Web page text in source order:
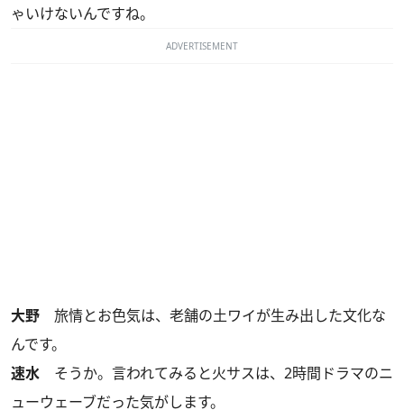
ゃいけないんですね。
ADVERTISEMENT
大野 旅情とお色気は、老舗の土ワイが生み出した文化な
んです。
速水 そうか。言われてみると火サスは、2時間ドラマのニ
ューウェーブだった気がします。